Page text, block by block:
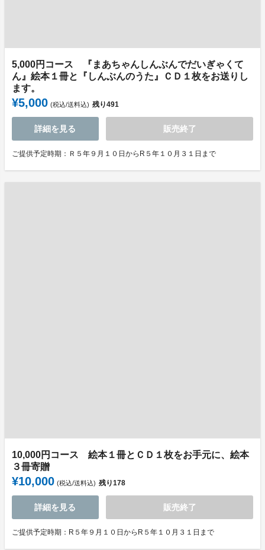
5,000円コース 『まあちゃんしんぶんでだいぎゃくて
ん』絵本１冊と『しんぶんのうた』ＣＤ１枚をお送りし
ます。
¥5,000 (税込/送料込) 残り491
詳細を見る 販売終了
ご提供予定時期：Ｒ５年９月１０日からR５年１０月３１日まで
10,000円コース 絵本１冊とＣＤ１枚をお手元に、絵本
３冊寄贈
¥10,000 (税込/送料込) 残り178
詳細を見る 販売終了
ご提供予定時期：R５年９月１０日からR５年１０月３１日まで